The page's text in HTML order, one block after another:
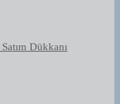
Dükkanı